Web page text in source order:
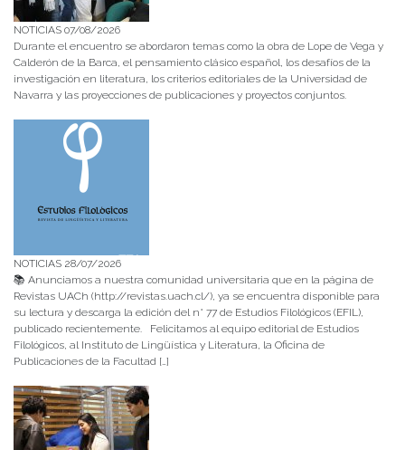
NOTICIAS 07/08/2026
Durante el encuentro se abordaron temas como la obra de Lope de Vega y
Calderón de la Barca, el pensamiento clásico español, los desafíos de la
investigación en literatura, los criterios editoriales de la Universidad de
Navarra y las proyecciones de publicaciones y proyectos conjuntos.
NOTICIAS 28/07/2026
📚 Anunciamos a nuestra comunidad universitaria que en la página de
Revistas UACh (http://revistas.uach.cl/), ya se encuentra disponible para
su lectura y descarga la edición del n° 77 de Estudios Filológicos (EFIL),
publicado recientemente. Felicitamos al equipo editorial de Estudios
Filológicos, al Instituto de Lingüística y Literatura, la Oficina de
Publicaciones de la Facultad […]